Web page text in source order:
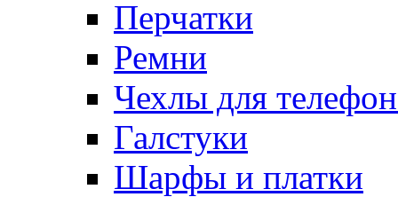
Перчатки
Ремни
Чехлы для
Галстуки
Шарфы и платки